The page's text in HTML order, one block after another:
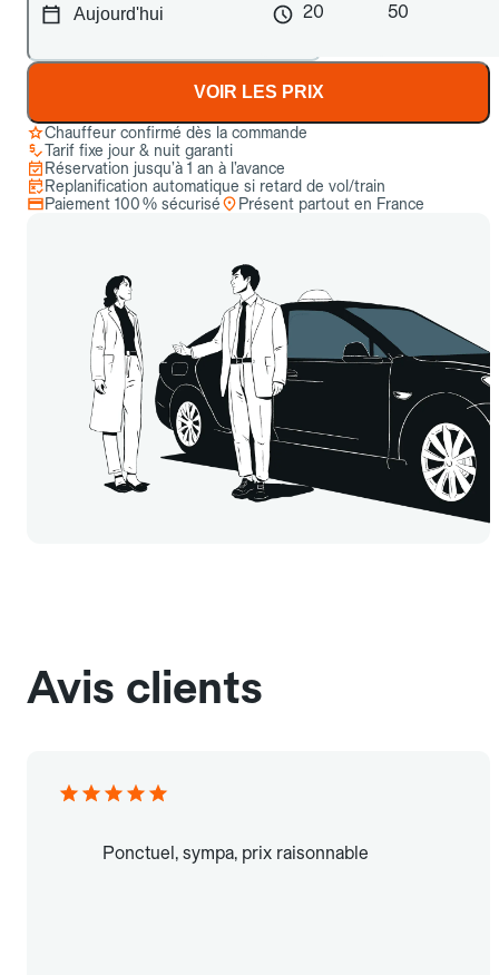
20 50
VOIR LES PRIX
Chauffeur confirmé dès la commande
Tarif fixe jour & nuit garanti
Réservation jusqu’à 1 an à l’avance
Replanification automatique si retard de vol/train
Paiement 100 % sécurisé
Présent partout en France
Avis clients
Ponctuel, sympa, prix raisonnable